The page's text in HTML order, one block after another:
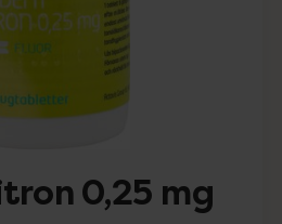
0,25 mg